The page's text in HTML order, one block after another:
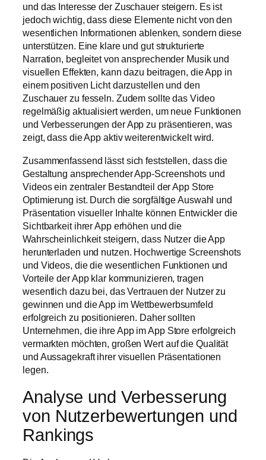
und das Interesse der Zuschauer steigern. Es ist
jedoch wichtig, dass diese Elemente nicht von den
wesentlichen Informationen ablenken, sondern diese
unterstützen. Eine klare und gut strukturierte
Narration, begleitet von ansprechender Musik und
visuellen Effekten, kann dazu beitragen, die App in
einem positiven Licht darzustellen und den
Zuschauer zu fesseln. Zudem sollte das Video
regelmäßig aktualisiert werden, um neue Funktionen
und Verbesserungen der App zu präsentieren, was
zeigt, dass die App aktiv weiterentwickelt wird.
Zusammenfassend lässt sich feststellen, dass die
Gestaltung ansprechender App-Screenshots und
Videos ein zentraler Bestandteil der App Store
Optimierung ist. Durch die sorgfältige Auswahl und
Präsentation visueller Inhalte können Entwickler die
Sichtbarkeit ihrer App erhöhen und die
Wahrscheinlichkeit steigern, dass Nutzer die App
herunterladen und nutzen. Hochwertige Screenshots
und Videos, die die wesentlichen Funktionen und
Vorteile der App klar kommunizieren, tragen
wesentlich dazu bei, das Vertrauen der Nutzer zu
gewinnen und die App im Wettbewerbsumfeld
erfolgreich zu positionieren. Daher sollten
Unternehmen, die ihre App im App Store erfolgreich
vermarkten möchten, großen Wert auf die Qualität
und Aussagekraft ihrer visuellen Präsentationen
legen.
Analyse und Verbesserung
von Nutzerbewertungen und
Rankings